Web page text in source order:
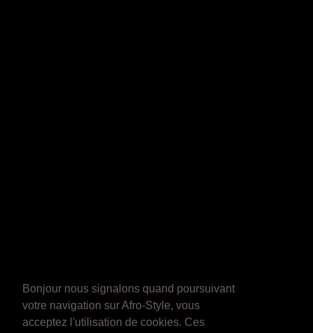
Bonjour nous signalons quand poursuivant
votre navigation sur Afro-Style, vous
acceptez l'utilisation de cookies. Ces